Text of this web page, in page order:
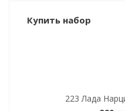
Купить набор
223 Лада